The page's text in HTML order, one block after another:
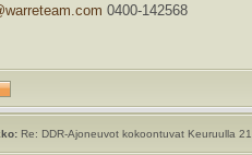
0400-142568
Re: DDR-Ajoneuvot kokoontuvat Keuruulla